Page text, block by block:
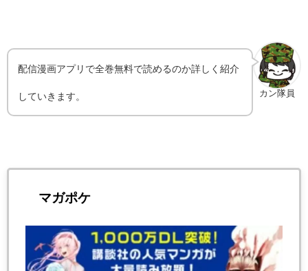
カン隊員
配信漫画アプリで全巻無料で読めるのか詳しく紹介
していきます。
マガポケ